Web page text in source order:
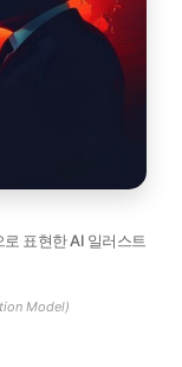
표현한 AI 일러스트
Model)